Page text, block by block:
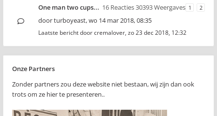
One man two cups... 16 Reacties 30393 Weergaves 1 2
doorturboyeast,wo 14 mar 2018, 08:35
Laatste bericht doorcremalover, zo 23 dec 2018, 12:32
Onze Partners
Zonder partners zou deze website niet bestaan, wij zijn dan ook
trots om ze hier te presenteren..